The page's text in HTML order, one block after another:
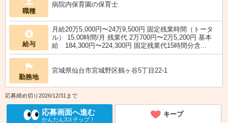
職種
病院内保育園の保育士
給与
月給20万5,000円〜24万9,500円 固定残業時間（トータ
ル） 15.00時間/月 残業代 2万700円〜2万5,200円 基本
給 184,300円〜224,300円 固定残業代15時間分含...
勤務地
宮城県仙台市宮城野区鶴ヶ谷5丁目22-1
応募締め切り2026/12/31まで
応募画面へ進む
かんたん3ステップ！
キープ